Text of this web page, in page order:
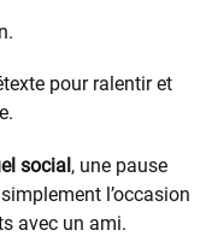
pour ralentir et
social, une pause
l’occasion
avec un ami.